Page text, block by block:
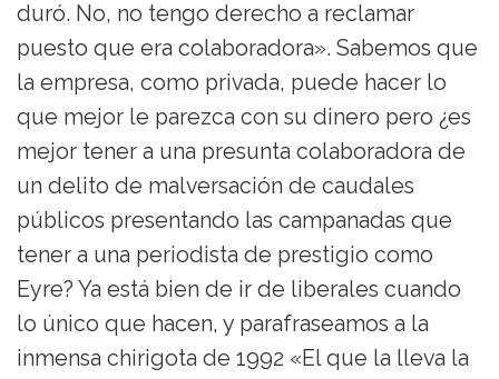
duró. No, no tengo derecho a reclamar
puesto que era colaboradora». Sabemos que
la empresa, como privada, puede hacer lo
que mejor le parezca con su dinero pero ¿es
mejor tener a una presunta colaboradora de
un delito de malversación de caudales
públicos presentando las campanadas que
tener a una periodista de prestigio como
Eyre? Ya está bien de ir de liberales cuando
lo único que hacen, y parafraseamos a la
inmensa chirigota de 1992 «El que la lleva la